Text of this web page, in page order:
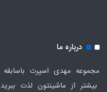
درباره ما
بیشتر از ماشینتون لذت ببرید